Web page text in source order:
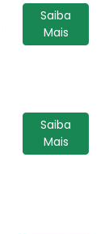
Saiba
Mais
Saiba
Mais